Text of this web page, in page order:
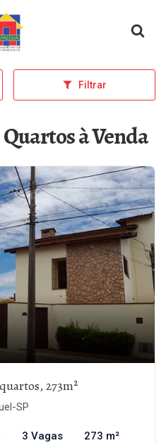
inicial
Filtrar
à Venda
273m²
SP
3 Vagas 273 m²